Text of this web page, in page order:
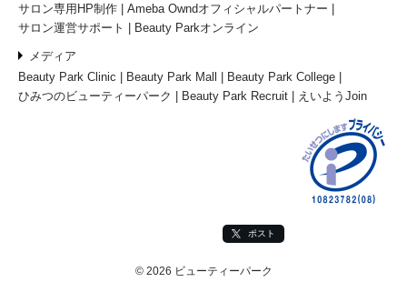
サロン専用HP制作
Ameba Owndオフィシャルパートナー
サロン運営サポート
Beauty Parkオンライン
メディア
Beauty Park Clinic
Beauty Park Mall
Beauty Park College
ひみつのビューティーパーク
Beauty Park Recruit えいようJoin
ポスト
© 2026 ビューティーパーク